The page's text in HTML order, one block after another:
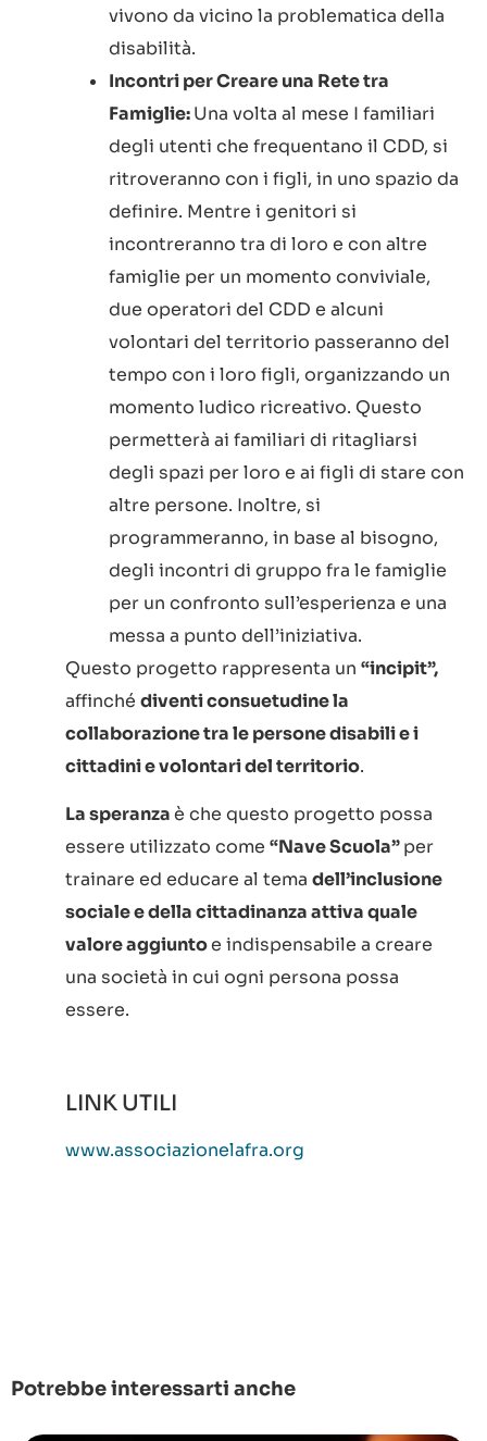
vivono da vicino la problematica della
disabilità.
Incontri per Creare una Rete tra
Famiglie:Una volta al mese I familiari
degli utenti che frequentano il CDD, si
ritroveranno con i figli, in uno spazio da
definire. Mentre i genitori si
incontreranno tra di loro e con altre
famiglie per un momento conviviale,
due operatori del CDD e alcuni
volontari del territorio passeranno del
tempo con i loro figli, organizzando un
momento ludico ricreativo. Questo
permetterà ai familiari di ritagliarsi
degli spazi per loro e ai figli di stare con
altre persone. Inoltre, si
programmeranno, in base al bisogno,
degli incontri di gruppo fra le famiglie
per un confronto sull’esperienza e una
messa a punto dell’iniziativa.
Questo progetto rappresenta un “incipit”,
affinché diventi consuetudine la
collaborazione tra le persone disabili e i
cittadini e volontari del territorio.
La speranzaè che questo progetto possa
essere utilizzato come “Nave Scuola”per
trainare ed educare al tema dell’inclusione
sociale e della cittadinanza attiva quale
valore aggiuntoe indispensabile a creare
una società in cui ogni persona possa
essere.
LINK UTILI
www.associazionelafra.org
Potrebbe interessarti anche